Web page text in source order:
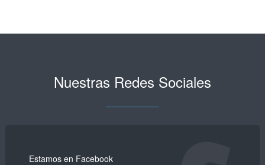
Nuestras Redes Sociales
Estamos en Facebook